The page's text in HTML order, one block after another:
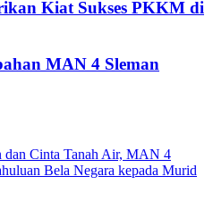
Kiat Sukses PKKM di
MAN 4 Sleman